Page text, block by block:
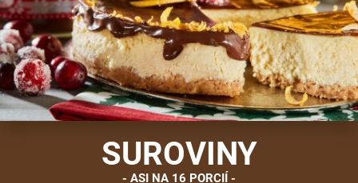
SUROVINY
ASI NA 16 PORCIÍ